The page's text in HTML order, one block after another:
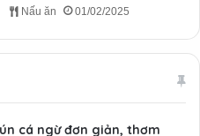
Nấu ăn 01/02/2025
cá ngừ đơn giản, thơm